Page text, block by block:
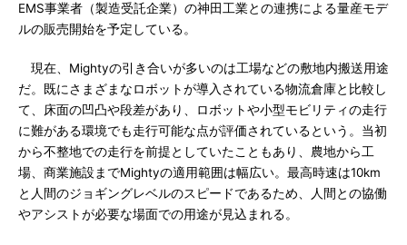
EMS事業者（製造受託企業）の神田工業との連携による量産モデ
ルの販売開始を予定している。
現在、Mightyの引き合いが多いのは工場などの敷地内搬送用途
だ。既にさまざまなロボットが導入されている物流倉庫と比較し
て、床面の凹凸や段差があり、ロボットや小型モビリティの走行
に難がある環境でも走行可能な点が評価されているという。当初
から不整地での走行を前提としていたこともあり、農地から工
場、商業施設までMightyの適用範囲は幅広い。最高時速は10km
と人間のジョギングレベルのスピードであるため、人間との協働
やアシストが必要な場面での用途が見込まれる。